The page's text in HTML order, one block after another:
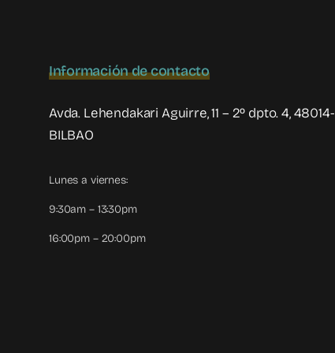
Información de contacto
Avda. Lehendakari Aguirre, 11 – 2º dpto. 4, 48014-
BILBAO
Lunes a viernes:
9:30am – 13:30pm
16:00pm – 20:00pm